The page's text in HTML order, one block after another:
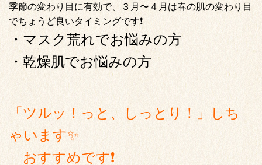
季節の変わり目に有効で、３月〜４月は春の肌の変わり目
でちょうど良いタイミングです❗️
・マスク荒れでお悩みの方
・乾燥肌でお悩みの方
「ツルッ！っと、しっとり！」しち
ゃいます✨
おすすめです❗️